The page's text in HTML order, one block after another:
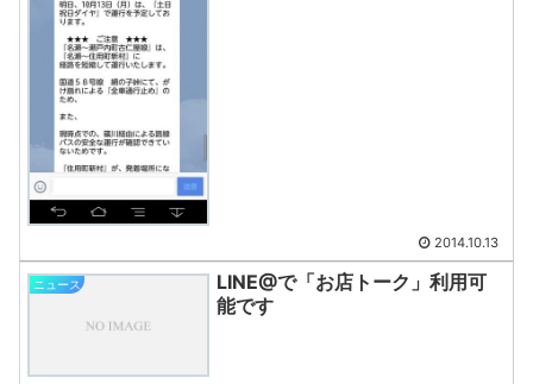
2014.10.13
ニュース
LINE@で「お店トーク」利用可
能です